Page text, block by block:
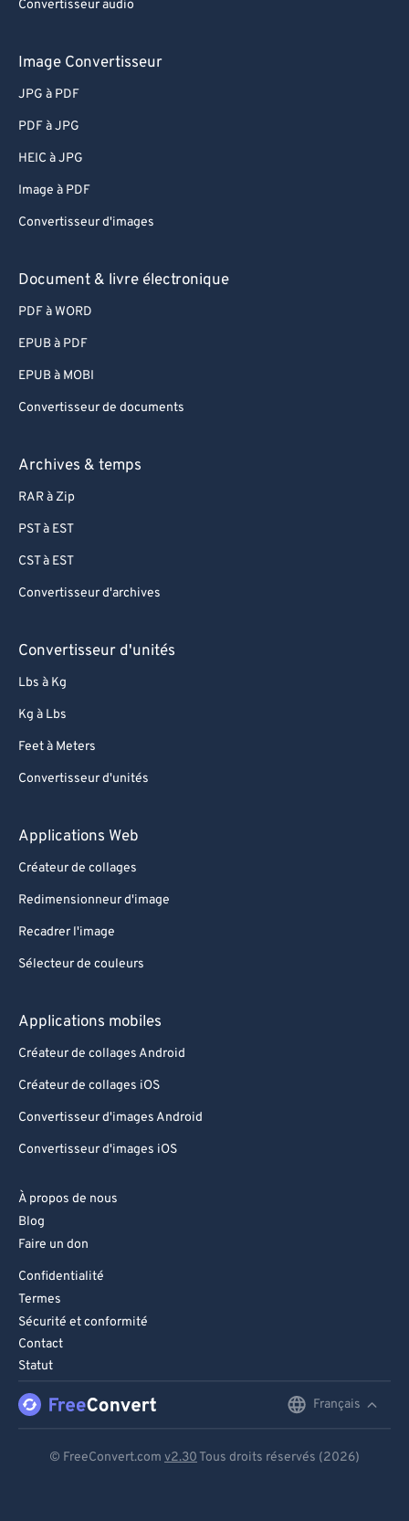
Convertisseur audio
Image Convertisseur
JPG à PDF
PDF à JPG
HEIC à JPG
Image à PDF
Convertisseur d'images
Document & livre électronique
PDF à WORD
EPUB à PDF
EPUB à MOBI
Convertisseur de documents
Archives & temps
RAR à Zip
PST à EST
CST à EST
Convertisseur d'archives
Convertisseur d'unités
Lbs à Kg
Kg à Lbs
Feet à Meters
Convertisseur d'unités
Applications Web
Créateur de collages
Redimensionneur d'image
Recadrer l'image
Sélecteur de couleurs
Applications mobiles
Créateur de collages Android
Créateur de collages iOS
Convertisseur d'images Android
Convertisseur d'images iOS
À propos de nous
Blog
Faire un don
Confidentialité
Termes
Sécurité et conformité
Contact
Statut
Français
© FreeConvert.com v2.30 Tous droits réservés (2026)